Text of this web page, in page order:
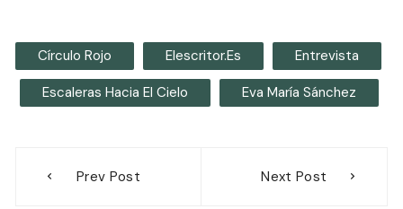
Círculo Rojo Elescritor.es Entrevista
Escaleras Hacia El Cielo Eva María Sánchez
Prev Post Next Post